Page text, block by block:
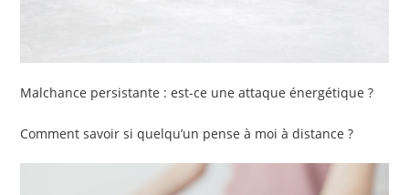
Malchance persistante : est-ce une attaque énergétique ?
Comment savoir si quelqu’un pense à moi à distance ?